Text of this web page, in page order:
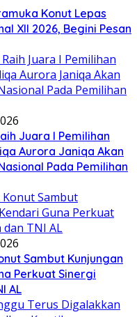
Konut Lepas
XII 2026, Begini Pesan
Juara I Pemilihan
Aurora Janiqa Akan
Pada Pemilihan
Sambut Kunjungan
Perkuat Sinergi
AL